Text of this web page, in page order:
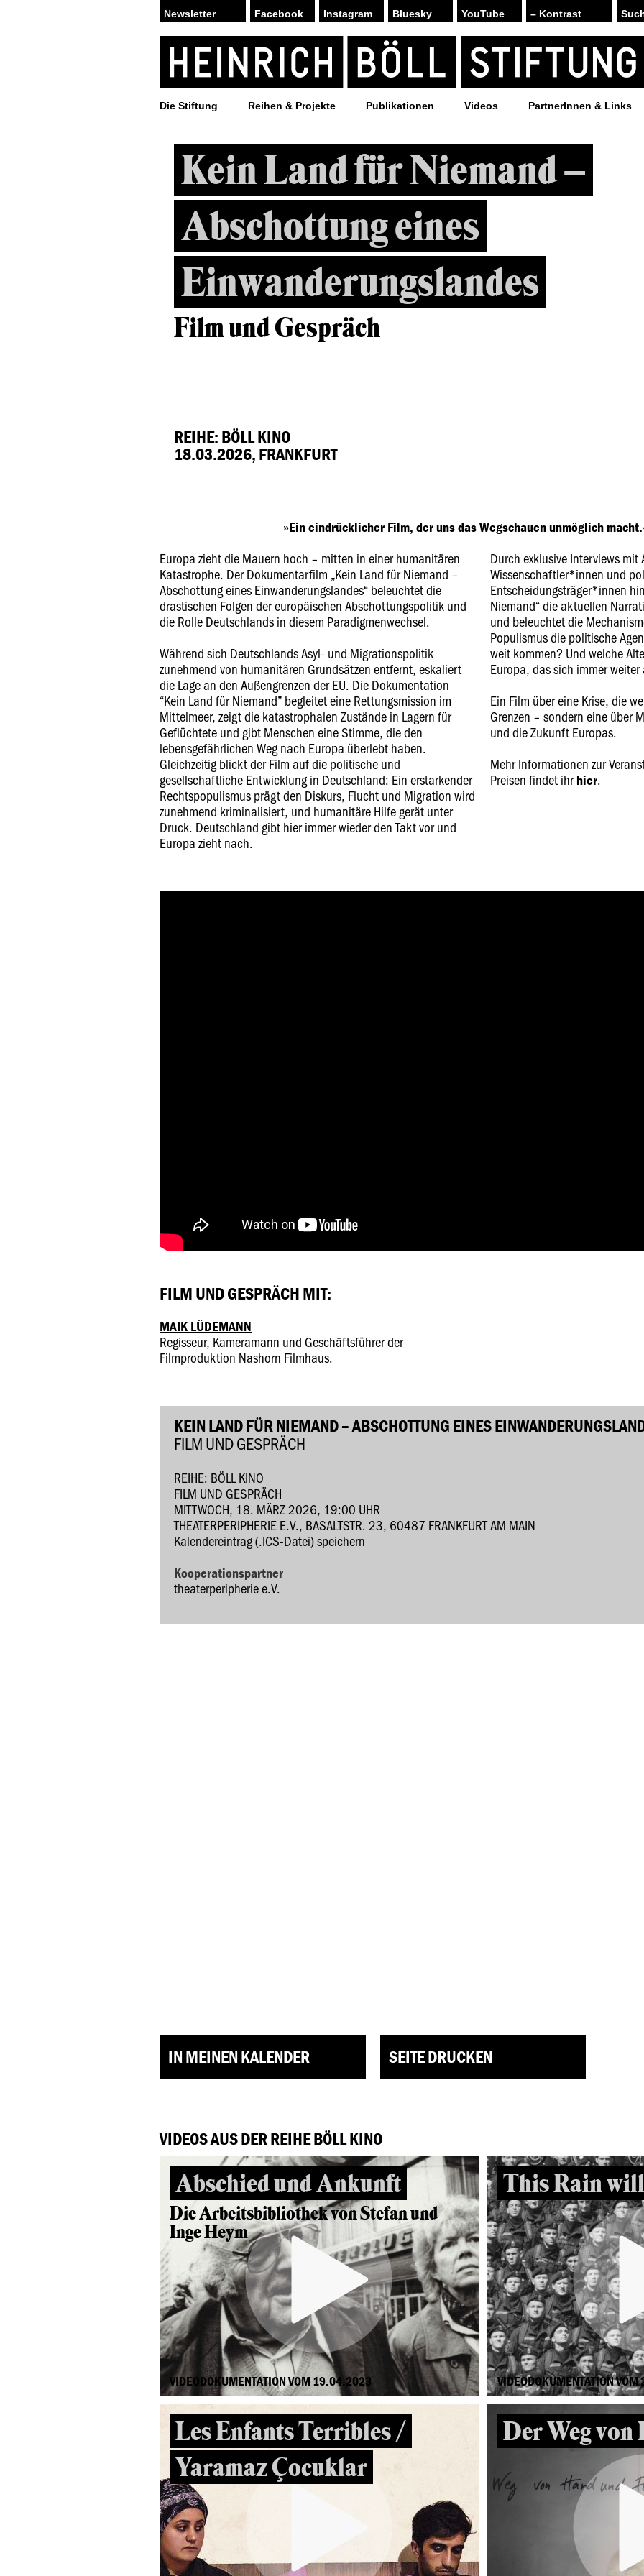
Facebook Instagram Bluesky YouTube – Kontrast
Die Stiftung Reihen & Projekte Publikationen Videos PartnerInnen & Links
Kein Land für Niemand –
Abschottung eines
Einwanderungslandes
Film und Gespräch
REIHE: BÖLL KINO
18.03.2026, FRANKFURT
»Ein eindrücklicher Film, der uns das Wegschauen unmöglich
Europa zieht die Mauern hoch – mitten in einer humanitären
Katastrophe. Der Dokumentarfilm „Kein Land für Niemand –
Abschottung eines Einwanderungslandes“ beleuchtet die
drastischen Folgen der europäischen Abschottungspolitik und
die Rolle Deutschlands in diesem Paradigmenwechsel.
Während sich Deutschlands Asyl- und Migrationspolitik
zunehmend von humanitären Grundsätzen entfernt, eskaliert
die Lage an den Außengrenzen der EU. Die Dokumentation
“Kein Land für Niemand” begleitet eine Rettungsmission im
Mittelmeer, zeigt die katastrophalen Zustände in Lagern für
Geflüchtete und gibt Menschen eine Stimme, die den
lebensgefährlichen Weg nach Europa überlebt haben.
Gleichzeitig blickt der Film auf die politische und
gesellschaftliche Entwicklung in Deutschland: Ein erstarkender
Rechtspopulismus prägt den Diskurs, Flucht und Migration wird
zunehmend kriminalisiert, und humanitäre Hilfe gerät unter
Druck. Deutschland gibt hier immer wieder den Takt vor und
Europa zieht nach.
Durch exklusive Interviews
Wissenschaftler*innen und
Entscheidungsträger*innen
Niemand“ die aktuellen
und beleuchtet die
Populismus die politische
weit kommen? Und welche
Europa, das sich immer
Ein Film über eine Krise, die
Grenzen – sondern eine über
und die Zukunft Europas.
Mehr Informationen zur
Preisen findet ihrhier.
FILM UND GESPRÄCH MIT:
MAIK LÜDEMANN
Regisseur, Kameramann und Geschäftsführer der
Filmproduktion Nashorn Filmhaus.
KEIN LAND FÜR NIEMAND – ABSCHOTTUNG EINES
FILM UND GESPRÄCH
REIHE: BÖLL KINO
FILM UND GESPRÄCH
MITTWOCH, 18. MÄRZ 2026, 19:00 UHR
THEATERPERIPHERIE E.V., BASALTSTR. 23, 60487 FRANKFURT AM MAIN
Kalendereintrag (.ICS-Datei) speichern
Kooperationspartner
theaterperipherie e.V.
IN MEINEN KALENDER SEITE DRUCKEN
VIDEOS AUS DER REIHE BÖLL KINO
Abschied und Ankunft
Die Arbeitsbibliothek von Stefan und
Inge Heym
VIDEODOKUMENTATION VOM 19.04.2023
This Rain
VIDEODOKUMENTATION
Les Enfants Terribles /
Yaramaz Çocuklar
Der Weg von